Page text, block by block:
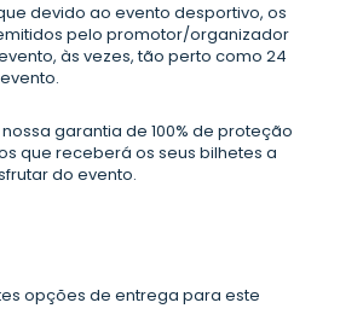
devido ao evento desportivo, os
pelo promotor/organizador
às vezes, tão perto como 24
garantia de 100% de proteção
que receberá os seus bilhetes a
do evento.
opções de entrega para este